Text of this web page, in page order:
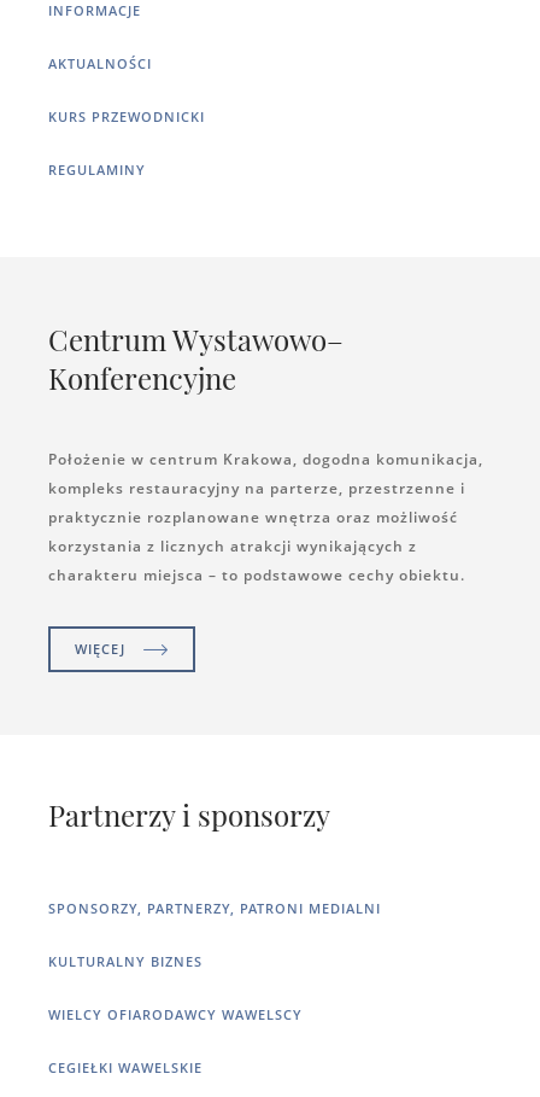
INFORMACJE
AKTUALNOŚCI
KURS PRZEWODNICKI
REGULAMINY
Centrum Wystawowo–
Konferencyjne
Położenie w centrum Krakowa, dogodna komunikacja,
kompleks restauracyjny na parterze, przestrzenne i
praktycznie rozplanowane wnętrza oraz możliwość
korzystania z licznych atrakcji wynikających z
charakteru miejsca – to podstawowe cechy obiektu.
WIĘCEJ
Partnerzy i sponsorzy
SPONSORZY, PARTNERZY, PATRONI MEDIALNI
KULTURALNY BIZNES
WIELCY OFIARODAWCY WAWELSCY
CEGIEŁKI WAWELSKIE